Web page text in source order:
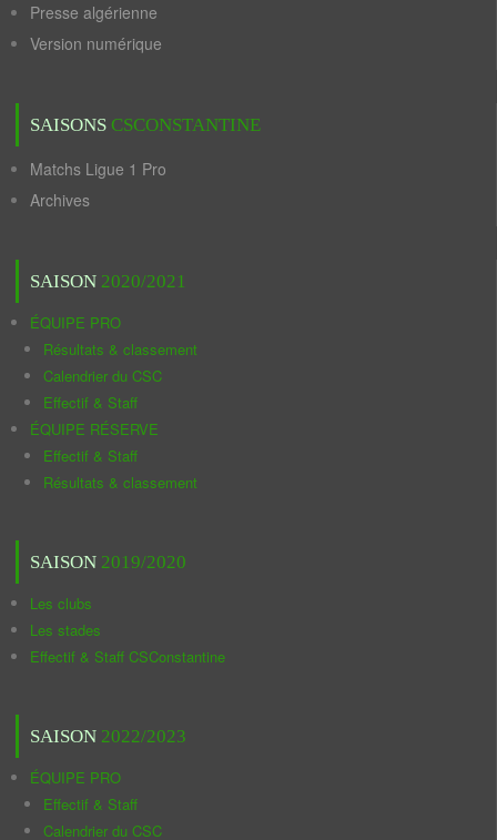
Presse algérienne
Version numérique
SAISONS CSCONSTANTINE
Matchs Ligue 1 Pro
Archives
SAISON 2020/2021
ÉQUIPE PRO
Résultats & classement
Calendrier du CSC
Effectif & Staff
ÉQUIPE RÉSERVE
Effectif & Staff
Résultats & classement
SAISON 2019/2020
Les clubs
Les stades
Effectif & Staff CSConstantine
SAISON 2022/2023
ÉQUIPE PRO
Effectif & Staff
Calendrier du CSC